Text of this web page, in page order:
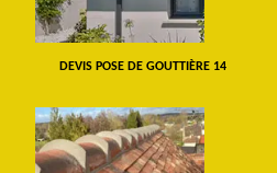
DEVIS POSE DE GOUTTIÈRE 14